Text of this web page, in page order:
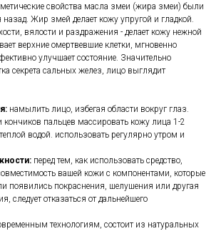
свойства масла змеи (жира змеи) были
Жир змей делает кожу упругой и гладкой.
вялости и раздражения - делает кожу нежной
верхние омертвевшие клетки, мгновенно
улучшает состояние. Значительно
секрета сальных желез, лицо выглядит
намылить лицо, избегая области вокруг глаз.
пальцев массировать кожу лица 1-2
водой. использовать регулярно утром и
перед тем, как использовать средство,
вашей кожи с компонентами, которые
появились покраснения, шелушения или другая
следует отказаться от дальнейшего
технологиям, состоит из натуральных